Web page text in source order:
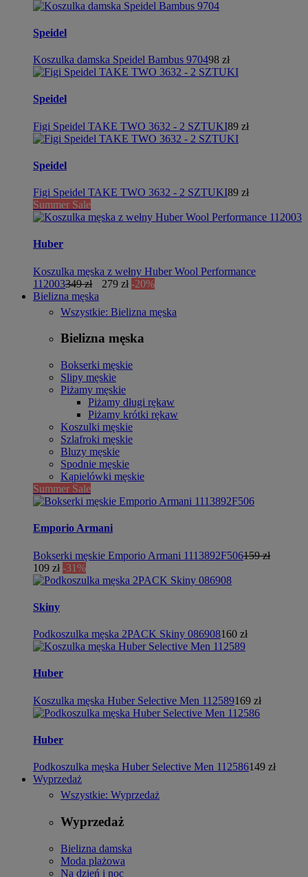
Speidel
Koszulka damska Speidel Bambus 970498 zł
Speidel
Figi Speidel TAKE TWO 3632 - 2 SZTUKI89 zł
Speidel
Figi Speidel TAKE TWO 3632 - 2 SZTUKI89 zł
Summer Sale
Huber
Koszulka męska z wełny Huber Wool Performance
112003349 zł 279 zł -20%
Bielizna męska
Wszystkie: Bielizna męska
Bielizna męska
Bokserki męskie
Slipy męskie
Piżamy męskie
Piżamy długi rękaw
Piżamy krótki rękaw
Koszulki męskie
Szlafroki męskie
Bluzy męskie
Spodnie męskie
Kąpielówki męskie
Summer Sale
Emporio Armani
Bokserki męskie Emporio Armani 1113892F506159 zł
109 zł -31%
Skiny
Podkoszulka męska 2PACK Skiny 086908160 zł
Huber
Koszulka męska Huber Selective Men 112589169 zł
Huber
Podkoszulka męska Huber Selective Men 112586149 zł
Wyprzedaż
Wszystkie: Wyprzedaż
Wyprzedaż
Bielizna damska
Moda plażowa
Na dzień i noc